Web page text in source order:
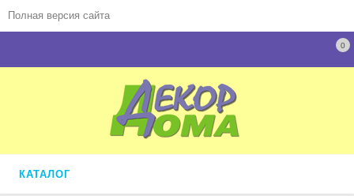
Полная версия сайта
0
КАТАЛОГ